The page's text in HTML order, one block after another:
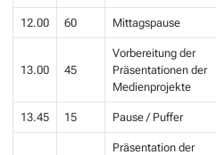
12.00 60 Mittagspause
13.00 45
Vorbereitung der
Präsentationen der
Medienprojekte
13.45 15 Pause / Puffer
Präsentation der